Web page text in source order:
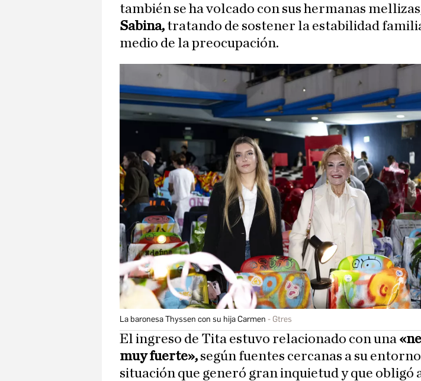
también se ha volcado con sus hermanas
Sabina, tratando de sostener la estabilidad
medio de la preocupación.
La baronesa Thyssen con su hija Carmen Gtres
El ingreso de Tita estuvo relacionado con una
muy fuerte», según fuentes cercanas a su
situación que generó gran inquietud y que obligó